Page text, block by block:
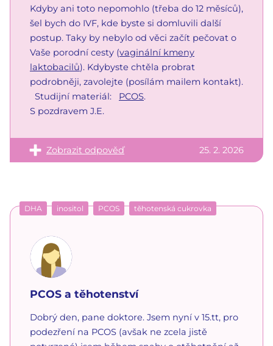
Kdyby ani toto nepomohlo (třeba do 12 měsíců),
šel bych do IVF, kde byste si domluvili další
postup. Taky by nebylo od věci začít pečovat o
Vaše porodní cesty (vaginální kmeny
laktobacilů). Kdybyste chtěla probrat
podrobněji, zavolejte (posílám mailem kontakt).
Studijní materiál: PCOS.
S pozdravem J.E.
Zobrazit odpověď 25. 2. 2026
DHA inositol PCOS těhotenská cukrovka
PCOS a těhotenství
Dobrý den, pane doktore. Jsem nyní v 15.tt, pro
podezření na PCOS (avšak ne zcela jistě